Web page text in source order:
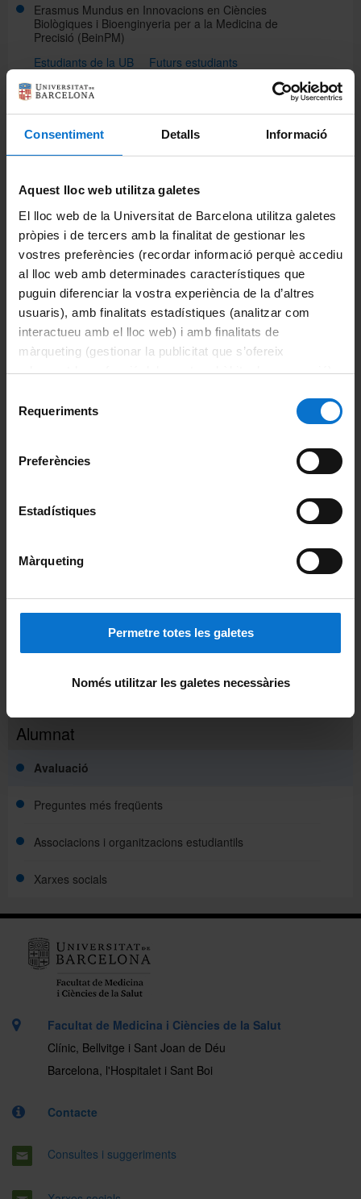
Consentiment Detalls Informació
Aquest lloc web utilitza galetes
El lloc web de la Universitat de Barcelona utilitza galetes
pròpies i de tercers amb la finalitat de gestionar les
vostres preferències (recordar informació perquè accediu
al lloc web amb determinades característiques que
puguin diferenciar la vostra experiència de la d’altres
usuaris), amb finalitats estadístiques (analitzar com
interactueu amb el lloc web) i amb finalitats de
màrqueting (gestionar la publicitat que s’ofereix
adequant-la en funció dels vostres hàbits de navegació).
consultar laPolítica de galetes del lloc web de la
Requeriments
Preferències
Estadístiques
Màrqueting
Permetre totes les galetes
Només utilitzar les galetes necessàries
Alumnat
Avaluació
Preguntes més freqüents
Associacions i organitzacions estudiantils
Xarxes socials
Erasmus Mundus en Innovacions en Ciències
Biològiques i Bioenginyeria per a la Medicina de
Precisió (BeinPM)
Estudiants de la UB
Futurs estudiants
Iniciació a la Recerca en Salut Mental
Innovació i Emprenedoria en Nutrició, Malalties
Estudiants de la UB
Investigació sobre el Càncer
Estudiants de la UB
Futurs estudiants
Medicina Translacional
Estudiants de la UB
Futurs estudiants
Recerca Clínica(en procés de substitució)
Estudiants de la UB
Futurs estudiants
Recerca Clínica Aplicada
Portal d'estudiants
Alumni UB
Facultat de Medicina i Ciències de la Salut
Clínic, Bellvitge i Sant Joan de Déu
Barcelona, l'Hospitalet i Sant Boi
Contacte
Consultes i suggeriments